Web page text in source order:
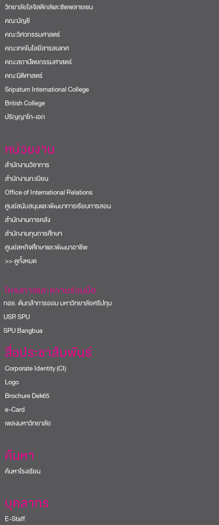
วิทยาลัยโลจิสติกส์และซัพพลายเชน
คณะบัญชี
คณะวิศวกรรมศาสตร์
คณะเทคโนโลยีสารสนเทศ
คณะสถาปัตยกรรมศาสตร์
คณะนิติศาสตร์
Sripatum International College
British College
ปริญญาโท-เอก
หน่วยงาน
สำนักงานวิชาการ
สำนักงานทะเบียน
Office of International Relations
ศูนย์สนับสนุนและพัฒนาการเรียนการสอน
สำนักงานการคลัง
สำนักงานทุนการศึกษา
ศูนย์สหกิจศึกษาและพัฒนาอาชีพ
>> ดูทั้งหมด
โครงการและความร่วมมือ
ช. ต้นกล้าการออม มหาวิทยาลัยศรีปทุม
SPU
Bangbua
สื่อประชาสัมพันธ์
Corporate Identity (CI)
Logo
Brochure Dek65
e-Card
เพลงมหาวิทยาลัย
ค้นหา
ค้นหาโรงเรียน
บุคลากร
E-Staff